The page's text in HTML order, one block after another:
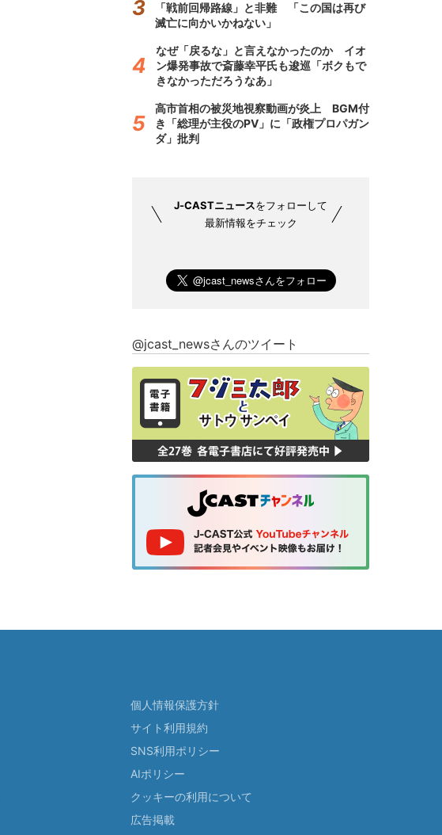
「戦前回帰路線」と非難 「この国は再び
滅亡に向かいかねない」
なぜ「戻るな」と言えなかったのか イオ
ン爆発事故で斎藤幸平氏も逡巡「ボクもで
きなかっただろうなあ」
高市首相の被災地視察動画が炎上 BGM付
き「総理が主役のPV」に「政権プロパガン
ダ」批判
J-CASTニュースをフォローして
最新情報をチェック
@jcast_newsさんのツイート
個人情報保護方針
サイト利用規約
SNS利用ポリシー
AIポリシー
クッキーの利用について
広告掲載